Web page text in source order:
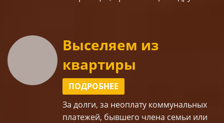
Выселяем из
квартиры
ПОДРОБНЕЕ
За долги, за неоплату коммунальных
платежей, бывшего члена семьи или